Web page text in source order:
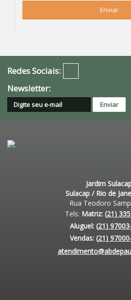
Enviar
Redes Sociais:
Newsletter:
Jardim
Sulacap / Rio de
Rua Teodoro
Matriz: (21)
Aluguel: (21)
Vendas: (21)